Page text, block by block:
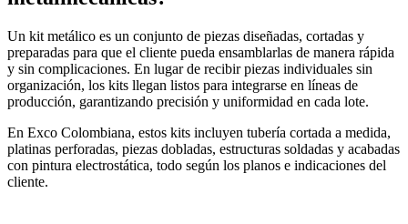
Un kit metálico es un conjunto de piezas diseñadas, cortadas y
preparadas para que el cliente pueda ensamblarlas de manera rápida
y sin complicaciones. En lugar de recibir piezas individuales sin
organización, los kits llegan listos para integrarse en líneas de
producción, garantizando precisión y uniformidad en cada lote.
En Exco Colombiana, estos kits incluyen tubería cortada a medida,
platinas perforadas, piezas dobladas, estructuras soldadas y acabadas
con pintura electrostática, todo según los planos e indicaciones del
cliente.